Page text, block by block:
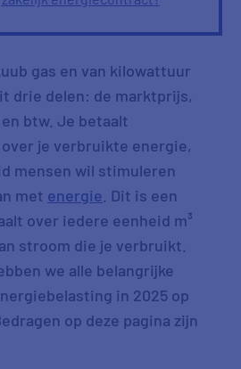
gas en van kilowattuur
drie delen: de marktprijs,
btw. Je betaalt
je verbruikte energie,
mensen wil stimuleren
met energie . Dit is een
over iedere eenheid m³
stroom die je verbruikt.
we alle belangrijke
in 2025 op
op deze pagina zijn